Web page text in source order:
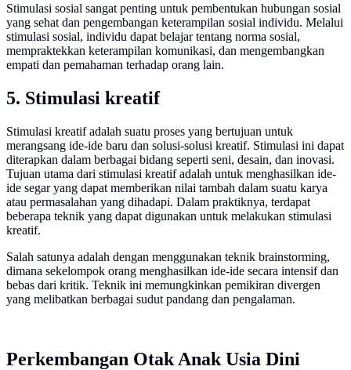
Stimulasi sosial sangat penting untuk pembentukan hubungan sosial
yang sehat dan pengembangan keterampilan sosial individu. Melalui
stimulasi sosial, individu dapat belajar tentang norma sosial,
mempraktekkan keterampilan komunikasi, dan mengembangkan
empati dan pemahaman terhadap orang lain.
5. Stimulasi kreatif
Stimulasi kreatif adalah suatu proses yang bertujuan untuk
merangsang ide-ide baru dan solusi-solusi kreatif. Stimulasi ini dapat
diterapkan dalam berbagai bidang seperti seni, desain, dan inovasi.
Tujuan utama dari stimulasi kreatif adalah untuk menghasilkan ide-
ide segar yang dapat memberikan nilai tambah dalam suatu karya
atau permasalahan yang dihadapi. Dalam praktiknya, terdapat
beberapa teknik yang dapat digunakan untuk melakukan stimulasi
kreatif.
Salah satunya adalah dengan menggunakan teknik brainstorming,
dimana sekelompok orang menghasilkan ide-ide secara intensif dan
bebas dari kritik. Teknik ini memungkinkan pemikiran divergen
yang melibatkan berbagai sudut pandang dan pengalaman.
Perkembangan Otak Anak Usia Dini